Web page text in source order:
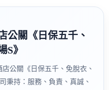
公關《日保五千、
S》
公關《日保五千、免脫衣、
秉持：服務、負責、真誠、